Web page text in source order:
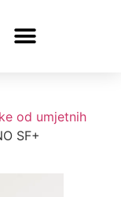
od umjetnih
SF+